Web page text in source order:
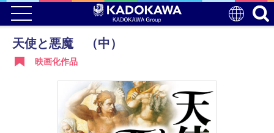
天使と悪魔 （中）
映画化作品